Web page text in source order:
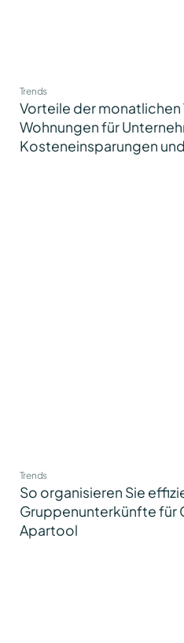
Trends
Vorteile der monatlichen
Wohnungen für
Kosteneinsparungen
Trends
So organisieren Sie
Gruppenunterkünfte für
Apartool